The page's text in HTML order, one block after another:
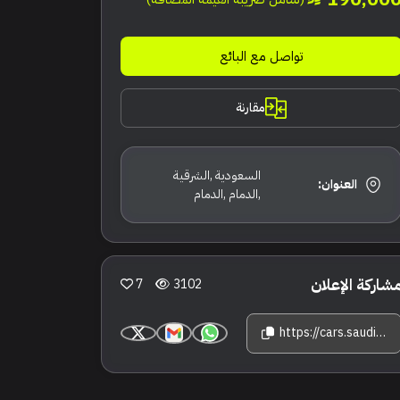
تواصل مع البائع
مقارنة
العنوان:
السعودية ,الشرقية
,الدمام ,الدمام
الإعلان 3102
7
https://cars.saudisale.com/listings/c8b672/2024-%D9%84%D9%83%D8%B2%D8%B3-%D8%A5%D9%8A-%D8%A5%D8%B3-250